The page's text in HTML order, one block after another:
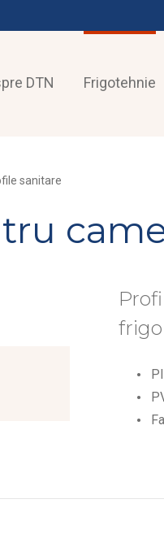
DTN Frigotehnie
sanitare